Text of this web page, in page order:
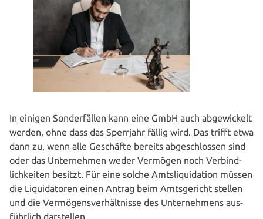
In einigen Son­der­fäl­len kann eine GmbH auch abge­wi­ckelt
werden, ohne dass das Sperrjahr fällig wird. Das trifft etwa
dann zu, wenn alle Geschäfte bereits abge­schlos­sen sind
oder das Unter­neh­men weder Vermögen noch Ver­bind­
lich­kei­ten besitzt. Für eine solche Amts­li­qui­da­ti­on müssen
die Liqui­da­to­ren einen Antrag beim Amts­ge­richt stellen
und die Ver­mö­gens­ver­hält­nis­se des Unter­neh­mens aus­
führ­lich darstellen.